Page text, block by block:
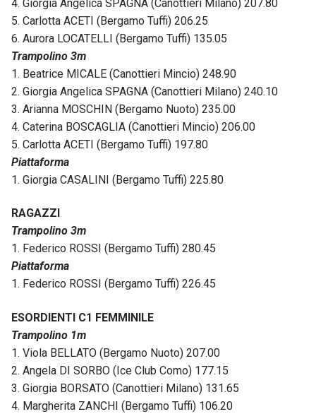
4. Giorgia Angelica SPAGNA (Canottieri Milano) 207.80
5. Carlotta ACETI (Bergamo Tuffi) 206.25
6. Aurora LOCATELLI (Bergamo Tuffi) 135.05
Trampolino 3m
1. Beatrice MICALE (Canottieri Mincio) 248.90
2. Giorgia Angelica SPAGNA (Canottieri Milano) 240.10
3. Arianna MOSCHIN (Bergamo Nuoto) 235.00
4. Caterina BOSCAGLIA (Canottieri Mincio) 206.00
5. Carlotta ACETI (Bergamo Tuffi) 197.80
Piattaforma
1. Giorgia CASALINI (Bergamo Tuffi) 225.80
RAGAZZI
Trampolino 3m
1. Federico ROSSI (Bergamo Tuffi) 280.45
Piattaforma
1. Federico ROSSI (Bergamo Tuffi) 226.45
ESORDIENTI C1 FEMMINILE
Trampolino 1m
1. Viola BELLATO (Bergamo Nuoto) 207.00
2. Angela DI SORBO (Ice Club Como) 177.15
3. Giorgia BORSATO (Canottieri Milano) 131.65
4. Margherita ZANCHI (Bergamo Tuffi) 106.20